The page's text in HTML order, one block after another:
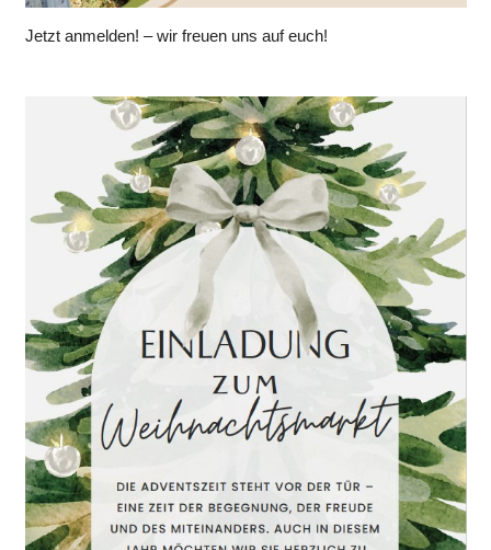
Jetzt anmelden! – wir freuen uns auf euch!